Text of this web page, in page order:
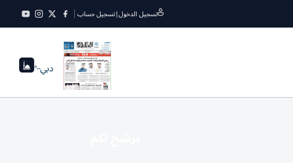
تسجيل الدخول|تسجيل حساب
دبي--°